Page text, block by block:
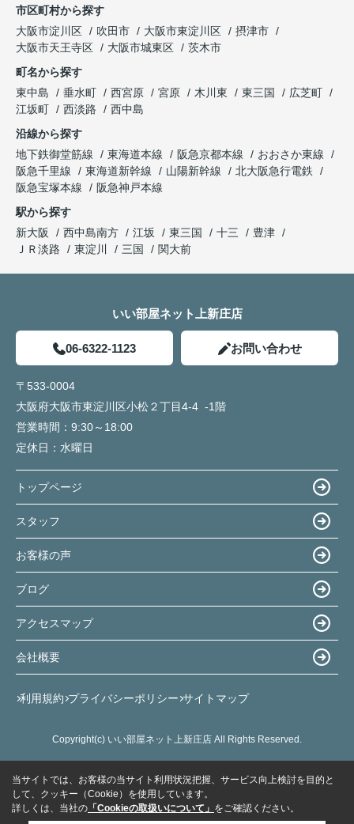
市区町村から探す
大阪市淀川区
吹田市 大阪市東淀川区
摂津市
大阪市天王寺区
大阪市城東区
茨木市
町名から探す
東中島
垂水町 西宮原 宮原 木川東 東三国
広芝町
江坂町
西淡路
西中島
沿線から探す
地下鉄御堂筋線
東海道本線 阪急京都本線
おおさか東線
阪急千里線
東海道新幹線 山陽新幹線
北大阪急行電鉄
阪急宝塚本線
阪急神戸本線
駅から探す
新大阪
西中島南方 江坂 東三国 十三
豊津
ＪＲ淡路
東淀川 三国 関大前
いい部屋ネット上新庄店
06-6322-1123 お問い合わせ
〒533-0004
大阪府大阪市東淀川区小松２丁目4-4 -1階
営業時間： 9:30～18:00
定休日： 水曜日
トップページ
スタッフ
お客様の声
ブログ
アクセスマップ
会社概要
利用規約 プライバシーポリシー サイトマップ
Copyright(c) いい部屋ネット上新庄店 All Rights Reserved.
当サイトでは、お客様の当サイト利用状況把握、サービス向上検討を目的と
して、クッキー（Cookie）を使用しています。
詳しくは、当社の 「Cookieの取扱いについて」 をご確認ください。